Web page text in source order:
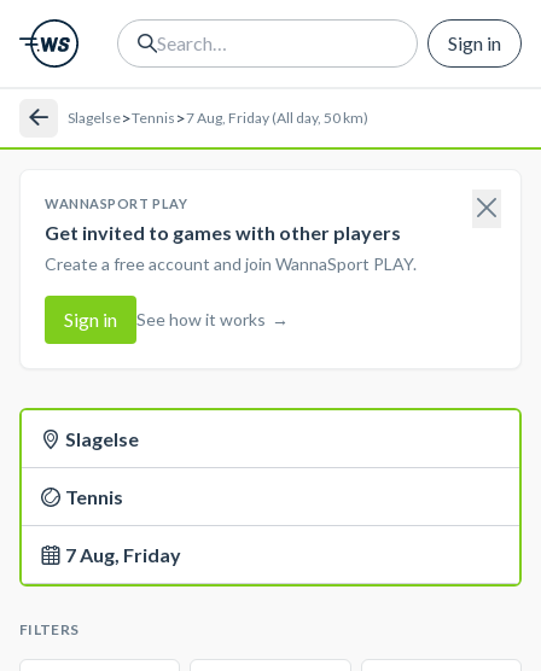
Sign in
Slagelse>Tennis >7 Aug, Friday (All day, 50 km)
WANNASPORT PLAY
Get invited to games with other players
Create a free account and join WannaSport PLAY.
Sign in See how it works →
Slagelse
Tennis
7 Aug, Friday
FILTERS